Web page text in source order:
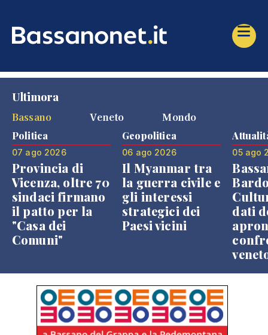
Ultimora
Bassano
Veneto Mondo
Politica
07 ago 2026
Provincia di
Vicenza, oltre 70
sindaci firmano
il patto per la
"Casa dei
Comuni"
Geopolitica
06 ago 2026
Il Myanmar tra
la guerra civile e
gli interessi
strategici dei
Paesi vicini
05 ago
dati